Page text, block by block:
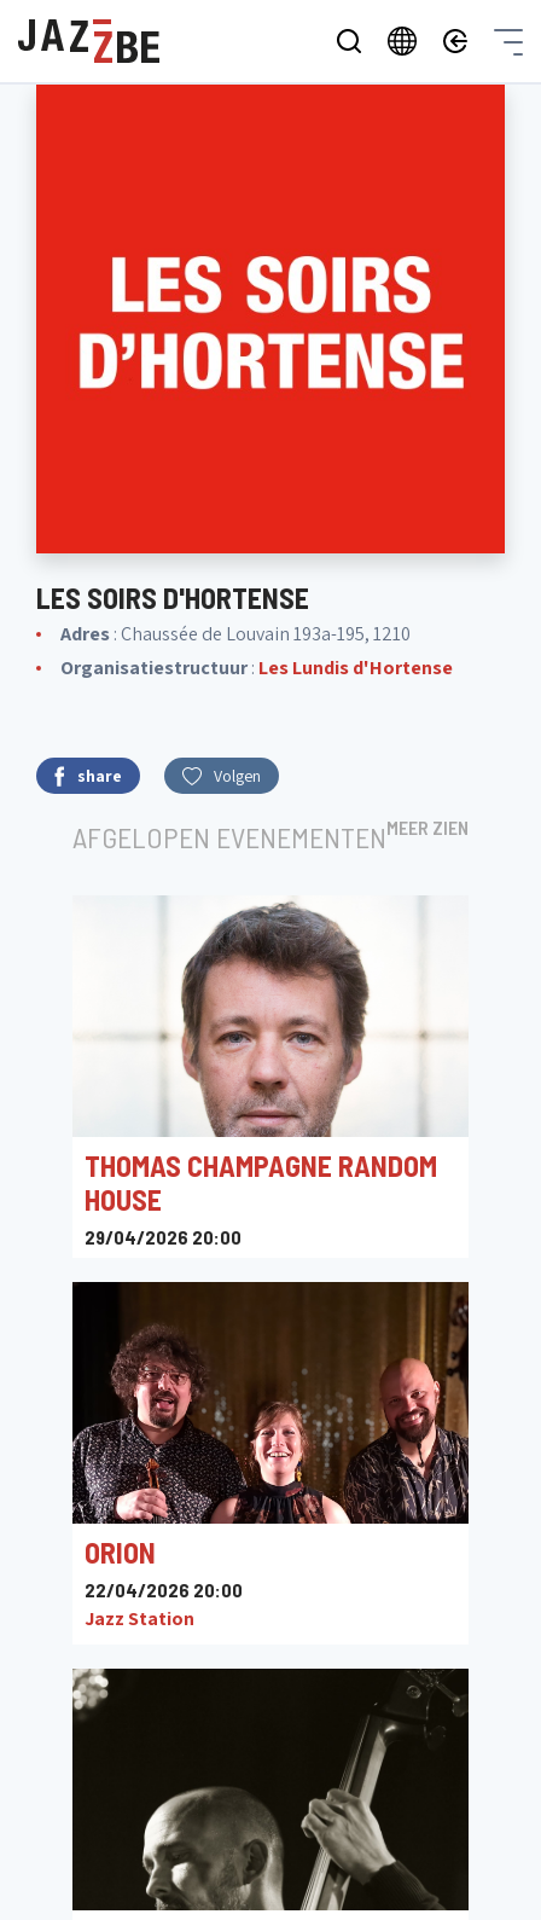
LES SOIRS D'HORTENSE
Adres: Chaussée de Louvain 193a-195, 1210
Organisatiestructuur: Les Lundis d'Hortense
share Volgen
AFGELOPEN EVENEMENTENMEER ZIEN
THOMAS CHAMPAGNE RANDOM
HOUSE
29/04/2026 20:00
ORION
22/04/2026 20:00
Jazz Station